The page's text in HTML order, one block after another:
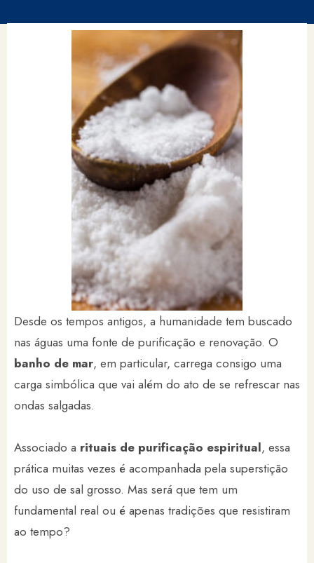
Desde os tempos antigos, a humanidade tem buscado
nas águas uma fonte de purificação e renovação. O
banho de mar, em particular, carrega consigo uma
carga simbólica que vai além do ato de se refrescar nas
ondas salgadas.
Associado a rituais de purificação espiritual, essa
prática muitas vezes é acompanhada pela superstição
do uso de sal grosso. Mas será que tem um
fundamental real ou é apenas tradições que resistiram
ao tempo?